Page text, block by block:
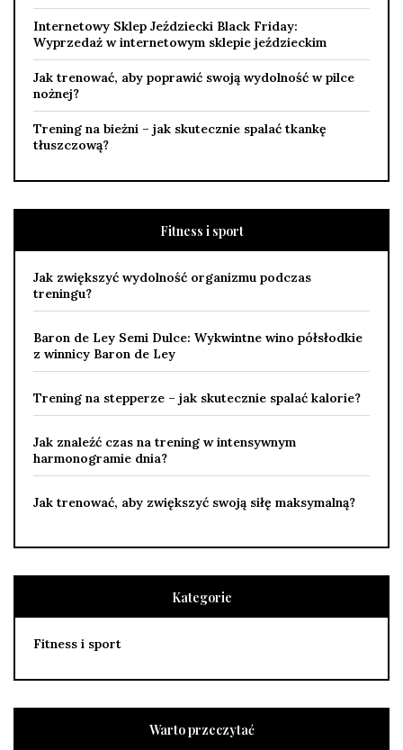
Internetowy Sklep Jeździecki Black Friday:
Wyprzedaż w internetowym sklepie jeździeckim
Jak trenować, aby poprawić swoją wydolność w pilce
nożnej?
Trening na bieżni – jak skutecznie spalać tkankę
tłuszczową?
Fitness i sport
Jak zwiększyć wydolność organizmu podczas
treningu?
Baron de Ley Semi Dulce: Wykwintne wino półsłodkie
z winnicy Baron de Ley
Trening na stepperze – jak skutecznie spalać kalorie?
Jak znaleźć czas na trening w intensywnym
harmonogramie dnia?
Jak trenować, aby zwiększyć swoją siłę maksymalną?
Kategorie
Fitness i sport
Warto przeczytać